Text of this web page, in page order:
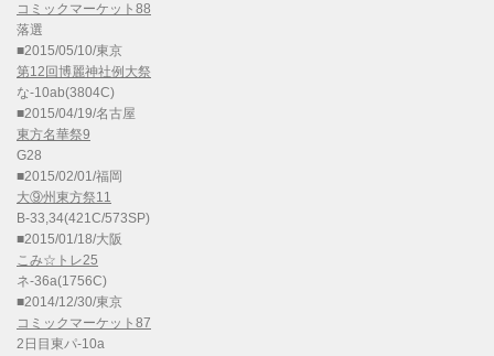
コミックマーケット88
落選
■2015/05/10/東京
第12回博麗神社例大祭
な-10ab(3804C)
■2015/04/19/名古屋
東方名華祭9
G28
■2015/02/01/福岡
大⑨州東方祭11
B-33,34(421C/573SP)
■2015/01/18/大阪
こみ☆トレ25
ネ-36a(1756C)
■2014/12/30/東京
コミックマーケット87
2日目東パ-10a